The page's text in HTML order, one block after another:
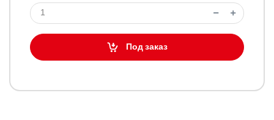
Под заказ